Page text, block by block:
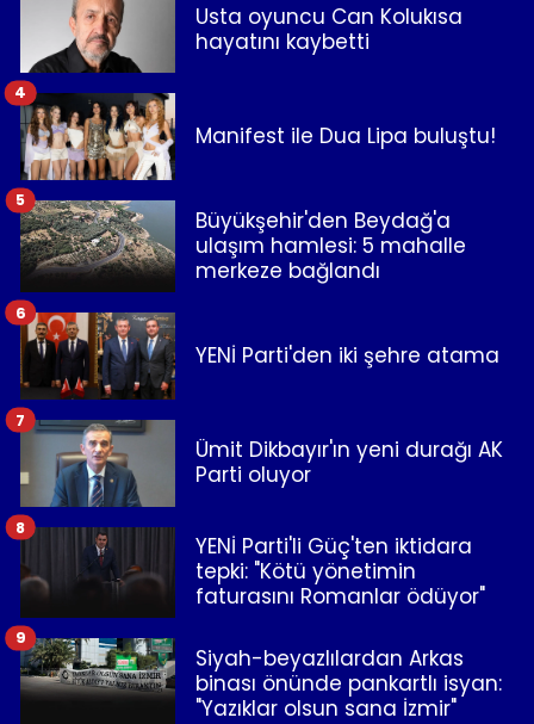
Usta oyuncu Can Kolukısa
hayatını kaybetti
Manifest ile Dua Lipa buluştu!
4
Büyükşehir'den Beydağ'a
ulaşım hamlesi: 5 mahalle
merkeze bağlandı
5
YENİ Parti'den iki şehre atama
6
Ümit Dikbayır'ın yeni durağı AK
Parti oluyor
7
YENİ Parti'li Güç'ten iktidara
tepki: "Kötü yönetimin
faturasını Romanlar ödüyor"
8
Siyah-beyazlılardan Arkas
binası önünde pankartlı isyan:
"Yazıklar olsun sana İzmir"
9